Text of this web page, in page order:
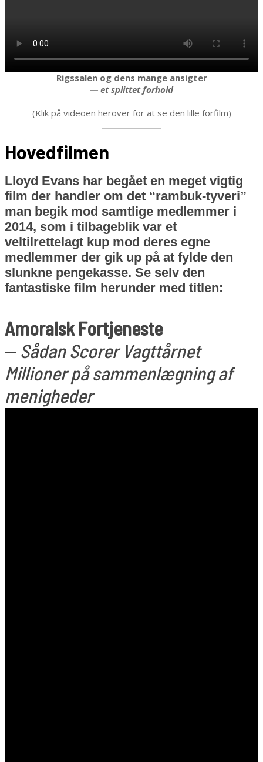
Rigssalen og dens mange ansigter
— et splittet forhold
(Klik på videoen herover for at se den lille forfilm)
Hovedfilmen
Lloyd Evans har begået en meget vigtig
film der handler om det “rambuk-tyveri”
man begik mod samtlige medlemmer i
2014, som i tilbageblik var et
veltilrettelagt kup mod deres egne
medlemmer der gik up på at fylde den
slunkne pengekasse. Se selv den
fantastiske film herunder med titlen:
Amoralsk Fortjeneste
— Sådan Scorer Vagttårnet
Millioner på sammenlægning af
menigheder